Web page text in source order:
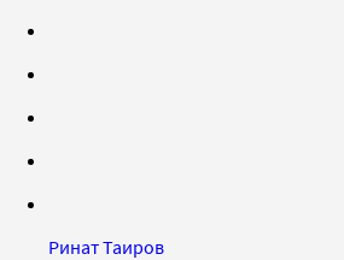
Ринат Таиров